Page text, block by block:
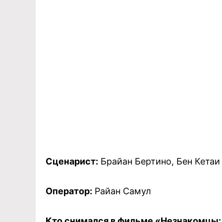
Сценарист: Брайан Бертино, Бен Кетаи
Оператор: Райан Самул